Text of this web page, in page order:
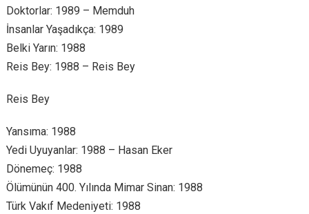
Doktorlar: 1989 – Memduh
İnsanlar Yaşadıkça: 1989
Belki Yarın: 1988
Reis Bey: 1988 – Reis Bey
Reis Bey
Yansıma: 1988
Yedi Uyuyanlar: 1988 – Hasan Eker
Dönemeç: 1988
Ölümünün 400. Yılında Mimar Sinan: 1988
Türk Vakıf Medeniyeti: 1988